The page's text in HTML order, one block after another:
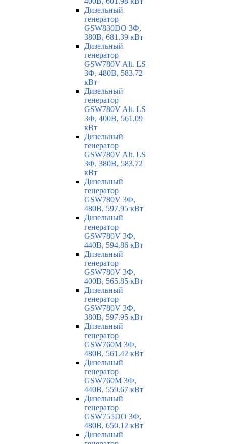
Дизельный
генератор
GSW830DO 3Ф,
380В, 681.39 кВт
Дизельный
генератор
GSW780V Alt. LS
3Ф, 480В, 583.72
кВт
Дизельный
генератор
GSW780V Alt. LS
3Ф, 400В, 561.09
кВт
Дизельный
генератор
GSW780V Alt. LS
3Ф, 380В, 583.72
кВт
Дизельный
генератор
GSW780V 3Ф,
480В, 597.95 кВт
Дизельный
генератор
GSW780V 3Ф,
440В, 594.86 кВт
Дизельный
генератор
GSW780V 3Ф,
400В, 565.85 кВт
Дизельный
генератор
GSW780V 3Ф,
380В, 597.95 кВт
Дизельный
генератор
GSW760M 3Ф,
480В, 561.42 кВт
Дизельный
генератор
GSW760M 3Ф,
440В, 559.67 кВт
Дизельный
генератор
GSW755DO 3Ф,
480В, 650.12 кВт
Дизельный